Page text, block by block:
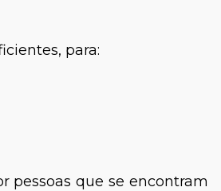
para:
pessoas que se encontram